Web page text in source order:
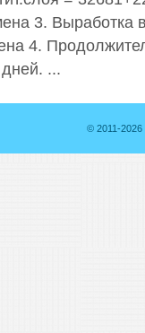
3. Выработка
4.
...
© 2011-2026